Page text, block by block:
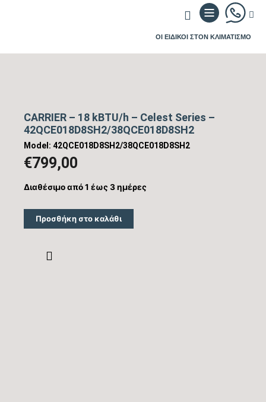
ΟΙ ΕΙΔΙΚΟΙ ΣΤΟΝ ΚΛΙΜΑΤΙΣΜΟ
CARRIER – 18 kBTU/h – Celest Series –
42QCE018D8SH2/38QCE018D8SH2
Model: 42QCE018D8SH2/38QCE018D8SH2
€799,00
Διαθέσιμο από 1 έως 3 ημέρες
Προσθήκη στο καλάθι